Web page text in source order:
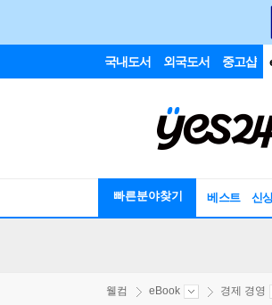
국내도서 외국도서 중고샵
빠른분야찾기 베스트 신
웰컴 eBook 경제 경영